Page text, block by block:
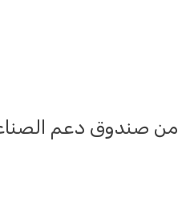
من صندوق دعم